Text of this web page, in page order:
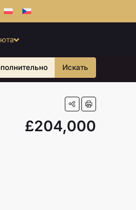
Искать
£204,000